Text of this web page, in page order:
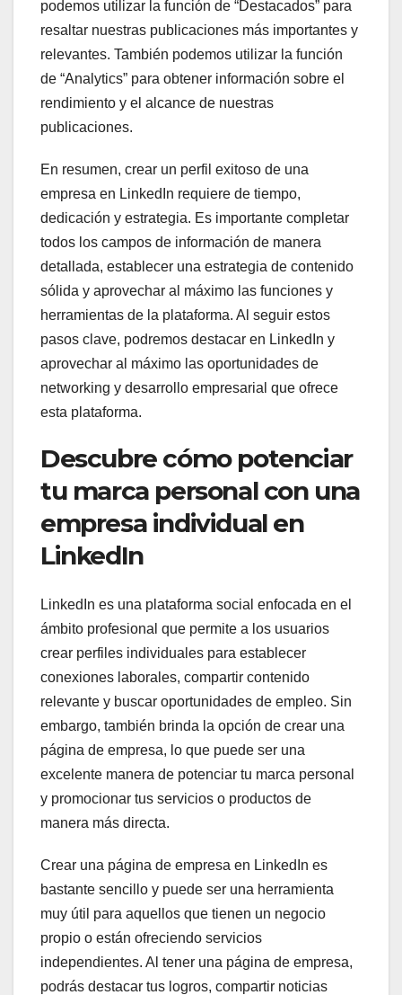
podemos utilizar la función de “Destacados” para
resaltar nuestras publicaciones más importantes y
relevantes. También podemos utilizar la función
de “Analytics” para obtener información sobre el
rendimiento y el alcance de nuestras
publicaciones.
En resumen, crear un perfil exitoso de una
empresa en LinkedIn requiere de tiempo,
dedicación y estrategia. Es importante completar
todos los campos de información de manera
detallada, establecer una estrategia de contenido
sólida y aprovechar al máximo las funciones y
herramientas de la plataforma. Al seguir estos
pasos clave, podremos destacar en LinkedIn y
aprovechar al máximo las oportunidades de
networking y desarrollo empresarial que ofrece
esta plataforma.
Descubre cómo potenciar
tu marca personal con una
empresa individual en
LinkedIn
LinkedIn es una plataforma social enfocada en el
ámbito profesional que permite a los usuarios
crear perfiles individuales para establecer
conexiones laborales, compartir contenido
relevante y buscar oportunidades de empleo. Sin
embargo, también brinda la opción de crear una
página de empresa, lo que puede ser una
excelente manera de potenciar tu marca personal
y promocionar tus servicios o productos de
manera más directa.
Crear una página de empresa en LinkedIn es
bastante sencillo y puede ser una herramienta
muy útil para aquellos que tienen un negocio
propio o están ofreciendo servicios
independientes. Al tener una página de empresa,
podrás destacar tus logros, compartir noticias